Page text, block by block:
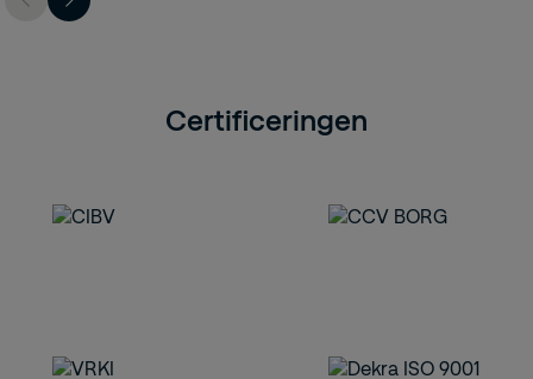
Certificeringen